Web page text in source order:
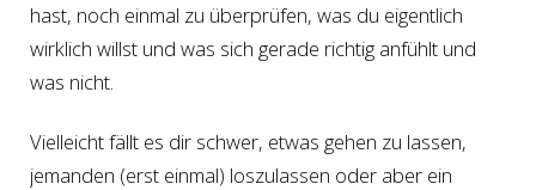
hast, noch einmal zu überprüfen, was du eigentlich
wirklich willst und was sich gerade richtig anfühlt und
was nicht.
Vielleicht fällt es dir schwer, etwas gehen zu lassen,
jemanden (erst einmal) loszulassen oder aber ein